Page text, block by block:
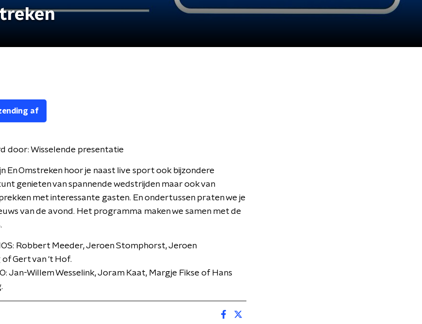
af
door: Wisselende presentatie
En Omstreken hoor je naast live sport ook bijzondere
genieten van spannende wedstrijden maar ook van
met interessante gasten. En ondertussen praten we je
van de avond. Het programma maken we samen met de
Robbert Meeder, Jeroen Stomphorst, Jeroen
Gert van 't Hof.
Jan-Willem Wesselink, Joram Kaat, Margje Fikse of Hans